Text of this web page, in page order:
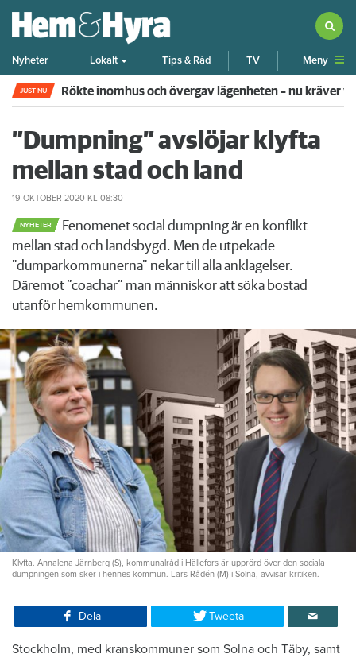
Nyheter Lokalt Tips & Råd TV Meny
JUST NU Rökte inomhus och övergav lägenheten – nu kräver
”Dumpning” avslöjar klyfta
mellan stad och land
19 OKTOBER 2020 KL 08:30
NYHETER
Fenomenet social dumpning är en konflikt
mellan stad och landsbygd. Men de utpekade
"dumparkommunerna" nekar till alla anklagelser.
Däremot ”coachar” man människor att söka bostad
utanför hemkommunen.
Klyfta. Annalena Järnberg (S), kommunalråd i Hällefors är upprörd över den sociala
dumpningen som sker i hennes kommun. Lars Rådén (M) i Solna, avvisar kritiken.
Dela Tweeta
Stockholm, med kranskommuner som Solna och Täby, samt